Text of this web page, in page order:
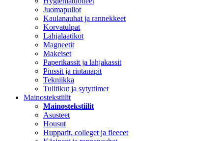
Juomapullot
Kaulanauhat ja rannekkeet
Korvatulpat
Lahjalaatikot
Magneetit
Makeiset
Paperikassit ja lahjakassit
Pinssit ja rintanapit
Tekniikka
Tulitikut ja sytyttimet
Mainostekstiilit
Mainostekstiilit
Asusteet
Housut
Hupparit, colleget ja fleecet